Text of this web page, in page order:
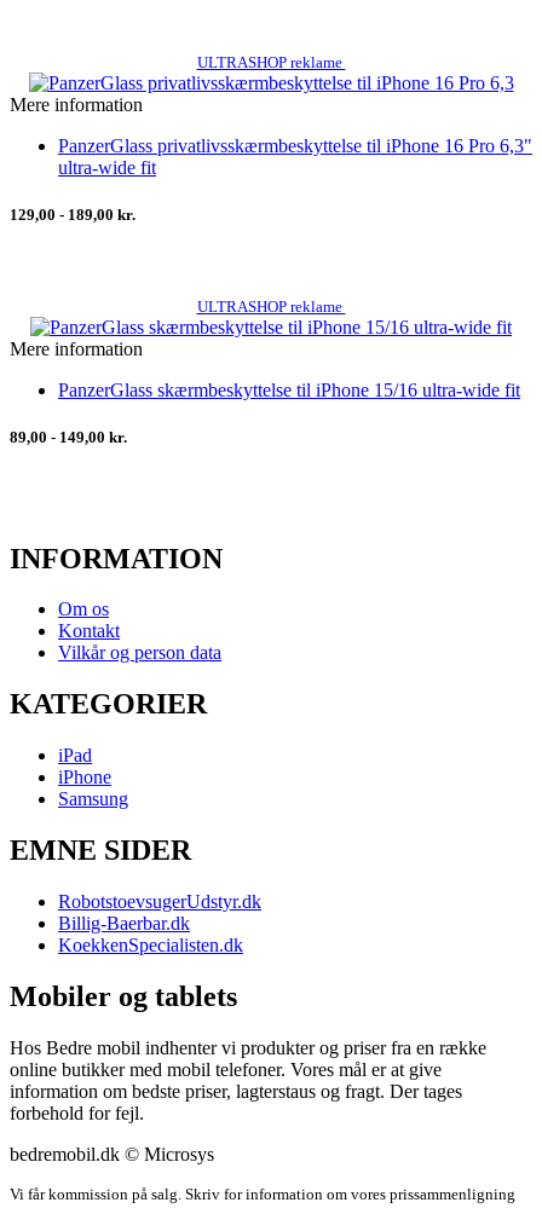
ULTRASHOP reklame
Mere information
PanzerGlass privatlivsskærmbeskyttelse til iPhone 16 Pro 6,3"
ultra-wide fit
129,00 - 189,00 kr.
ULTRASHOP reklame
Mere information
PanzerGlass skærmbeskyttelse til iPhone 15/16 ultra-wide fit
89,00 - 149,00 kr.
INFORMATION
Om os
Kontakt
Vilkår og person data
KATEGORIER
iPad
iPhone
Samsung
EMNE SIDER
RobotstoevsugerUdstyr.dk
Billig-Baerbar.dk
KoekkenSpecialisten.dk
Mobiler og tablets
Hos Bedre mobil indhenter vi produkter og priser fra en række
online butikker med mobil telefoner. Vores mål er at give
information om bedste priser, lagterstaus og fragt. Der tages
forbehold for fejl.
bedremobil.dk © Microsys
Vi får kommission på salg. Skriv for information om vores prissammenligning